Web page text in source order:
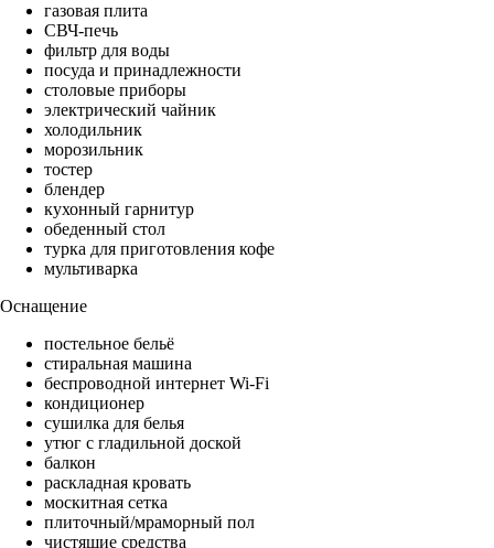
газовая плита
СВЧ-печь
фильтр для воды
посуда и принадлежности
столовые приборы
электрический чайник
холодильник
морозильник
тостер
блендер
кухонный гарнитур
обеденный стол
турка для приготовления кофе
мультиварка
Оснащение
постельное бельё
стиральная машина
беспроводной интернет Wi-Fi
кондиционер
сушилка для белья
утюг с гладильной доской
балкон
раскладная кровать
москитная сетка
плиточный/мраморный пол
чистящие средства